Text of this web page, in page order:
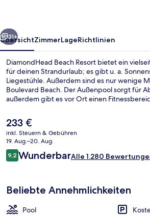
Weiter
31+
ÜbersichtZimmerLageRichtlinien
DiamondHead Beach Resort bietet ein
für deinen Strandurlaub; es gibt u. a.
Liegestühle. Außerdem sind es nur wenige
Boulevard Beach. Der Außenpool sorgt für
außerdem gibt es vor Ort einen
bietet einen Blick auf den Strand. Es ist
geöffnet. Du kannst dich auf eine Poolbar
Die Zimmer sind mit Schlafsofas und
Anderen Reisenden gefallen der Pool und
sehr gut.
Der
aktuelle
Preis
beträgt
233 €.
233 €
inkl. Steuern & Gebühren
19. Aug.–20. Aug.
Bewertungen
9,29,2 von 10.
WunderbarAlle 1.280
Beliebte Annehmlichkeiten
Pool